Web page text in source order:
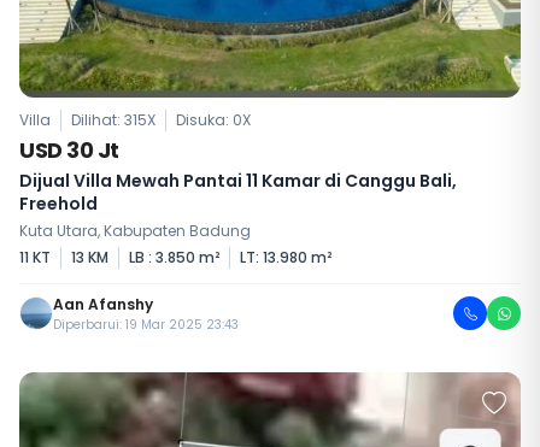
Villa Dilihat: 315X Disuka: 0X
USD 30 Jt
Dijual Villa Mewah Pantai 11 Kamar di Canggu Bali,
Freehold
Kuta Utara, Kabupaten Badung
11 KT
13 KM LB : 3.850 m² LT: 13.980 m²
Aan Afanshy
Diperbarui: 19 Mar 2025 23:43